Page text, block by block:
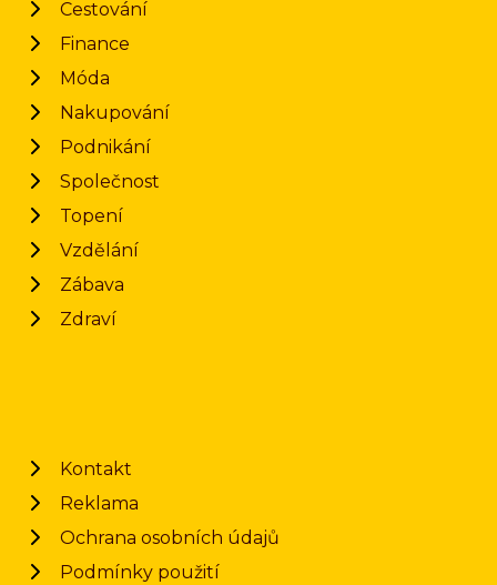
Cestování
Finance
Móda
Nakupování
Podnikání
Společnost
Topení
Vzdělání
Zábava
Zdraví
Kontakt
Reklama
Ochrana osobních údajů
Podmínky použití